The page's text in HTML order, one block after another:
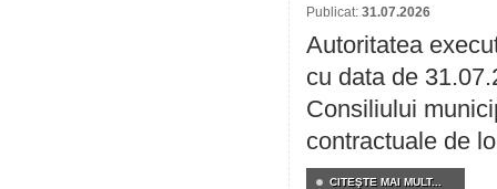
Publicat: 31.07.2026
Autoritatea
cu data de
Consiliului
contractuale de
CITEŞTE MAI MULT...